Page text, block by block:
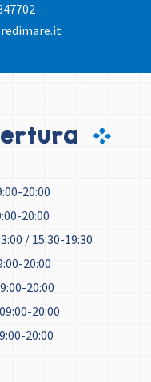
20:00
20:00
/ 15:30-19:30
20:00
20:00
09:00-20:00
20:00